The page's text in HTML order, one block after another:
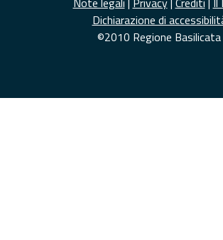
Dichiarazione di
©2010 Regione Basilicata